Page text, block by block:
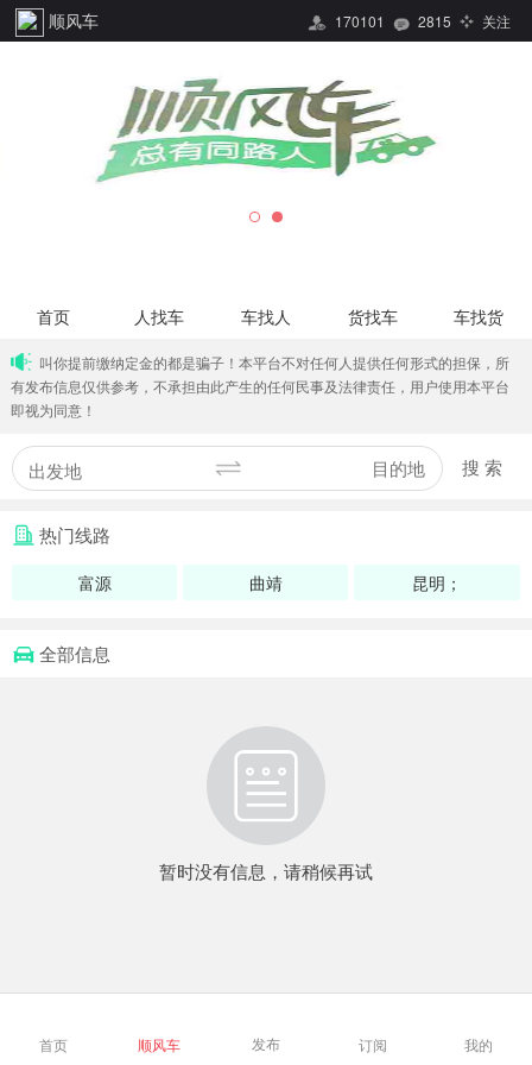
顺风车 170101 2815 关注
首页 人找车 车找人 货找车 车找货
叫你提前缴纳定金的都是骗子！本平台不对任何人提供任何形式的担保，所
有发布信息仅供参考，不承担由此产生的任何民事及法律责任，用户使用本平台
即视为同意！
搜 索
热门线路
富源 曲靖 昆明；
全部信息
暂时没有信息，请稍候再试
首页 顺风车 发布 订阅 我的